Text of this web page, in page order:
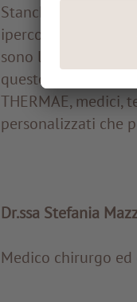
Stanchezza
ipercolesterolemia,
sono le indicazioni
questo caso è
THERMAE, medici,
personalizzati che
Dr.ssa Stefania
Medico chirurgo